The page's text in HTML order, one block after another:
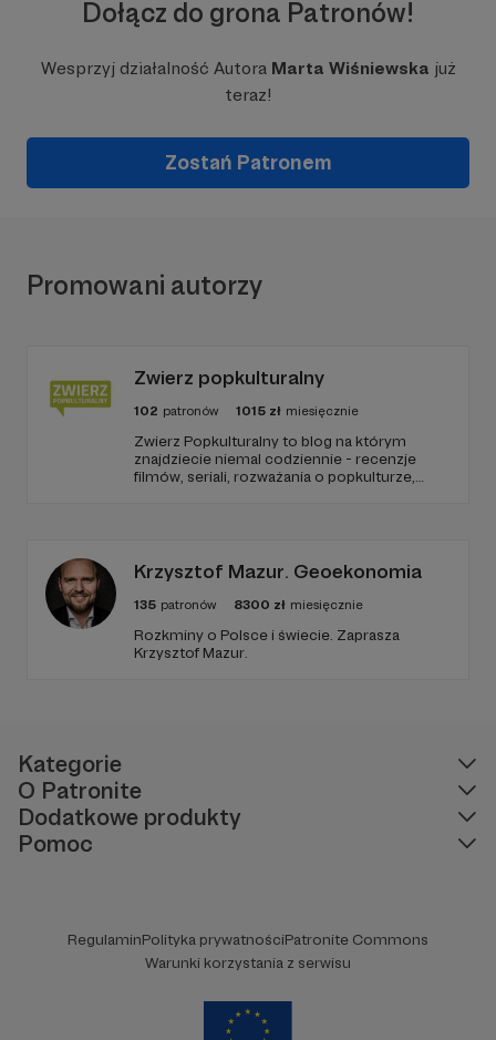
Dołącz do grona Patronów!
Wesprzyj działalność Autora Marta Wiśniewska już
teraz!
Zostań Patronem
Promowani autorzy
Zwierz popkulturalny
102 patronów 1015 zł miesięcznie
Zwierz Popkulturalny to blog na którym
znajdziecie niemal codziennie - recenzje
filmów, seriali, rozważania o popkulturze,
Krzysztof Mazur. Geoekonomia
135 patronów 8300 zł miesięcznie
Rozkminy o Polsce i świecie. Zaprasza
Krzysztof Mazur.
Kategorie
O Patronite
Dodatkowe produkty
Pomoc
RegulaminPolityka prywatnościPatronite Commons
Warunki korzystania z serwisu